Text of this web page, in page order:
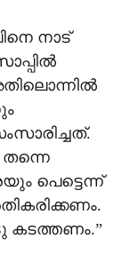
നാട്
തന്നെ
പെട്ടെന്ന്
കടത്തണം.”